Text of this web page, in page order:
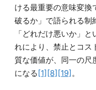
ける最重要の意味変換
破るか」で語られる制
「どれだけ悪いか」
れにより、禁止とコス
質な価値が、同一の尺
になる [1] [8] [19] 。